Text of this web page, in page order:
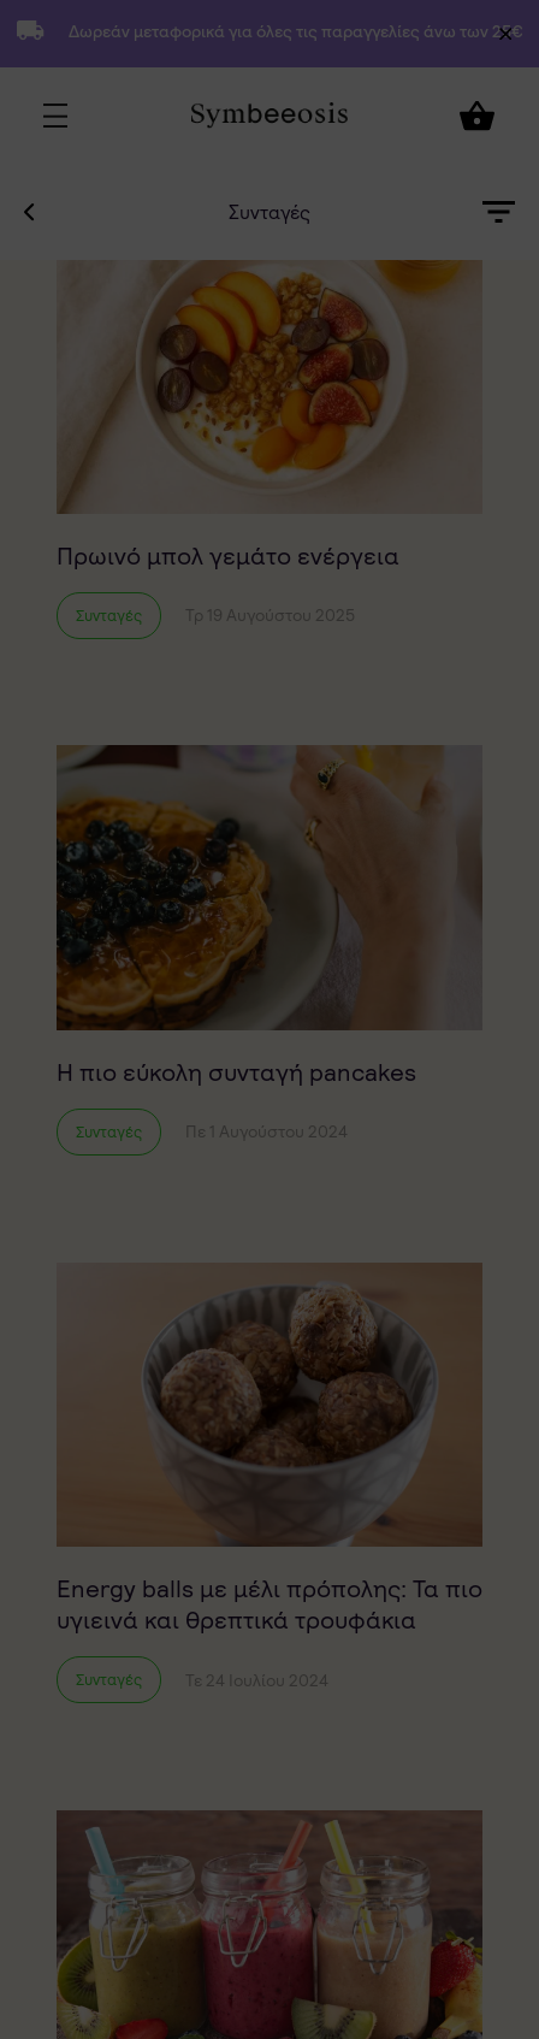
Δωρεάν μεταφορικά για όλες τις παραγγελίες άνω των 25€
Συνταγές
Πρωινό μπολ γεμάτο ενέργεια
Συνταγές Τρ 19 Αυγούστου 2025
Η πιο εύκολη συνταγή pancakes
Συνταγές Πε 1 Αυγούστου 2024
Energy balls με μέλι πρόπολης: Τα πιο
υγιεινά και θρεπτικά τρουφάκια
Συνταγές Τε 24 Ιουλίου 2024